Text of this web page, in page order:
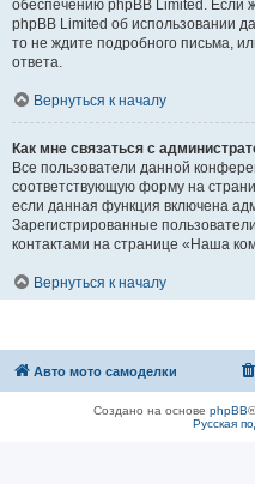
обеспечению phpBB Limited. Если
phpBB Limited об использовании
то не ждите подробного письма,
ответа.
Вернуться к началу
Как мне связаться с
Все пользователи данной
соответствующую форму на
если данная функция включена
Зарегистрированные
контактами на странице «Наша
Вернуться к началу
Авто мото самоделки
Создано на основе phpBB
Русская